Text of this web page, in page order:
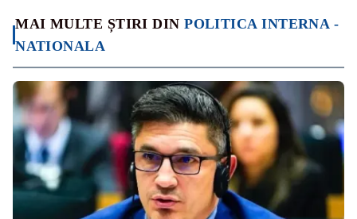
MAI MULTE ȘTIRI DINPOLITICA INTERNA -
NATIONALA